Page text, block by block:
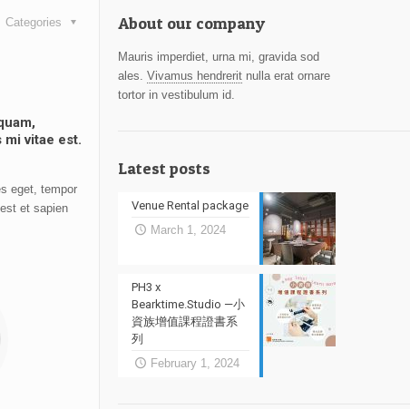
Categories
vitae est.
eget, tempor
et sapien
About our company
Mauris imperdiet, urna mi, gravida sod
ales.Vivamus hendrerit nulla erat ornare
tortor in vestibulum id.
Latest posts
Venue Rental package
March 1, 2024
PH3 x
Bearktime.Studio —小
資族增值課程證書系
列
February 1, 2024